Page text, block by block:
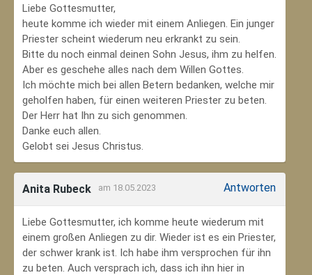
Liebe Gottesmutter,
heute komme ich wieder mit einem Anliegen. Ein junger
Priester scheint wiederum neu erkrankt zu sein.
Bitte du noch einmal deinen Sohn Jesus, ihm zu helfen.
Aber es geschehe alles nach dem Willen Gottes.
Ich möchte mich bei allen Betern bedanken, welche mir
geholfen haben, für einen weiteren Priester zu beten.
Der Herr hat Ihn zu sich genommen.
Danke euch allen.
Gelobt sei Jesus Christus.
Anita Rubeck am 18.05.2023 Antworten
Liebe Gottesmutter, ich komme heute wiederum mit
einem großen Anliegen zu dir. Wieder ist es ein Priester,
der schwer krank ist. Ich habe ihm versprochen für ihn
zu beten. Auch versprach ich, dass ich ihn hier in